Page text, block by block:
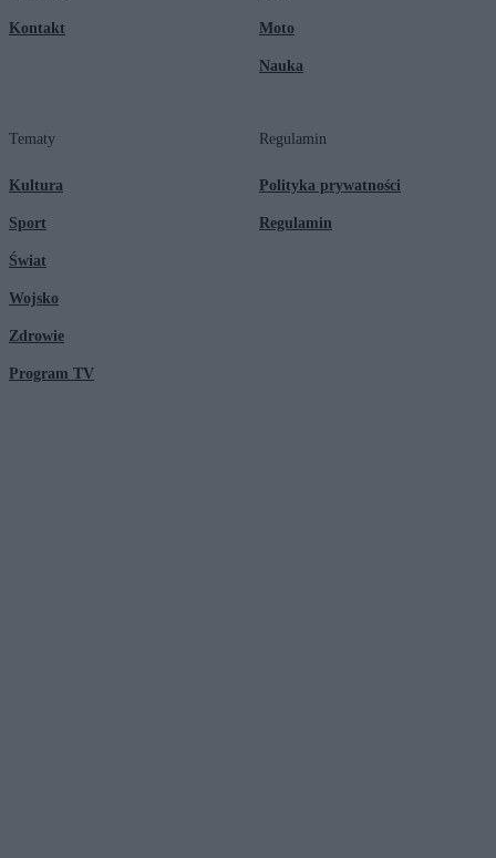
Kontakt Moto
Nauka
Tematy
Kultura
Sport
Świat
Wojsko
Zdrowie
Program TV
Regulamin
Polityka prywatności
Regulamin